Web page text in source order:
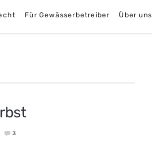
Für Gewässerbetreiber Über uns
3